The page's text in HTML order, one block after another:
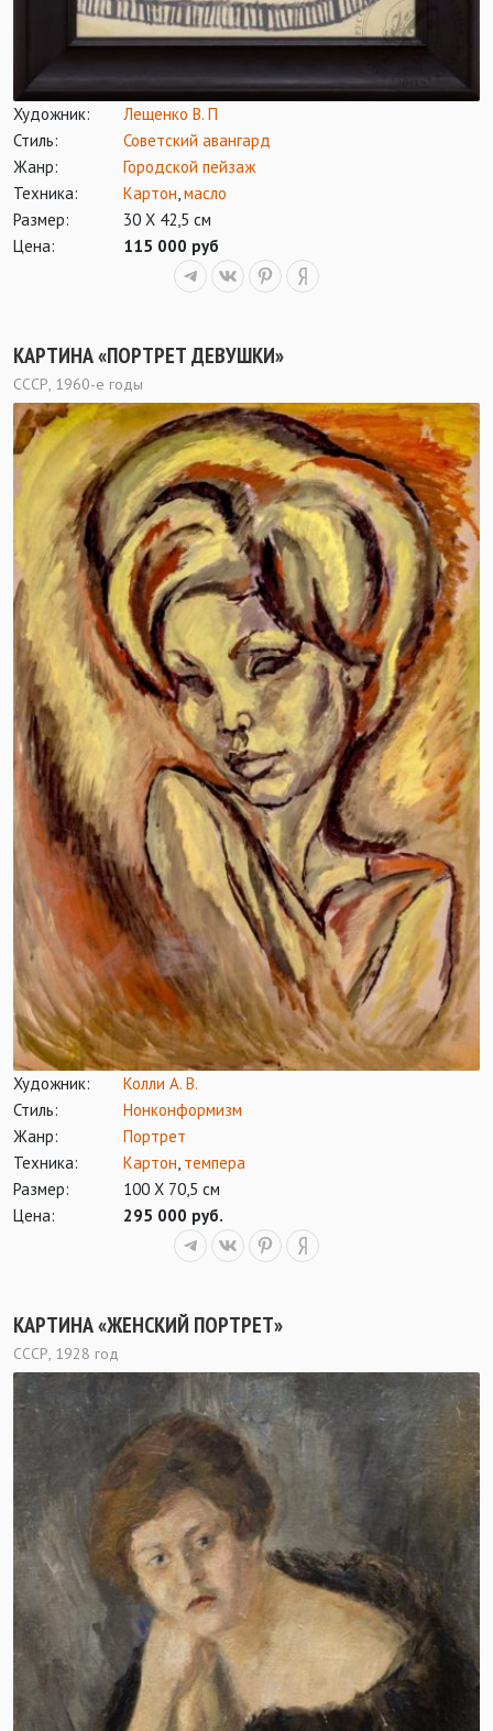
Художник:
Лещенко В. П
Стиль:
Советский авангард
Жанр:
Городской пейзаж
Техника:
Картон масло
Размер:
30 Х 42,5 см
Цена:
115 000 руб
КАРТИНА «ПОРТРЕТ ДЕВУШКИ»
СССР, 1960-е годы
Художник:
Колли А. В.
Стиль:
Нонконформизм
Жанр:
Портрет
Техника:
Картон, темпера
Размер:
100 Х 70,5 см
Цена:
295 000 руб.
КАРТИНА «ЖЕНСКИЙ ПОРТРЕТ»
СССР, 1928 год